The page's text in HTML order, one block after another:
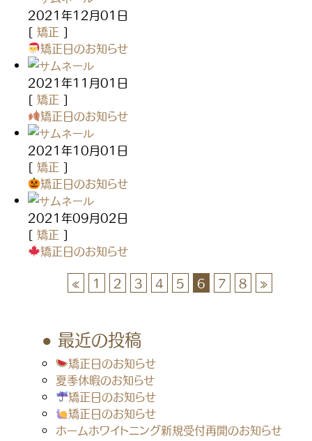
2021年12月01日
[ 矯正 ]
矯正日のお知らせ
2021年11月01日
[ 矯正 ]
矯正日のお知らせ
2021年10月01日
[ 矯正 ]
矯正日のお知らせ
2021年09月02日
[ 矯正 ]
矯正日のお知らせ
«
1 2 3 4 5 6 7 8 »
最近の投稿
矯正日のお知らせ
夏季休暇のお知らせ
矯正日のお知らせ
矯正日のお知らせ
ホームホワイトニング新規受付再開のお知らせ